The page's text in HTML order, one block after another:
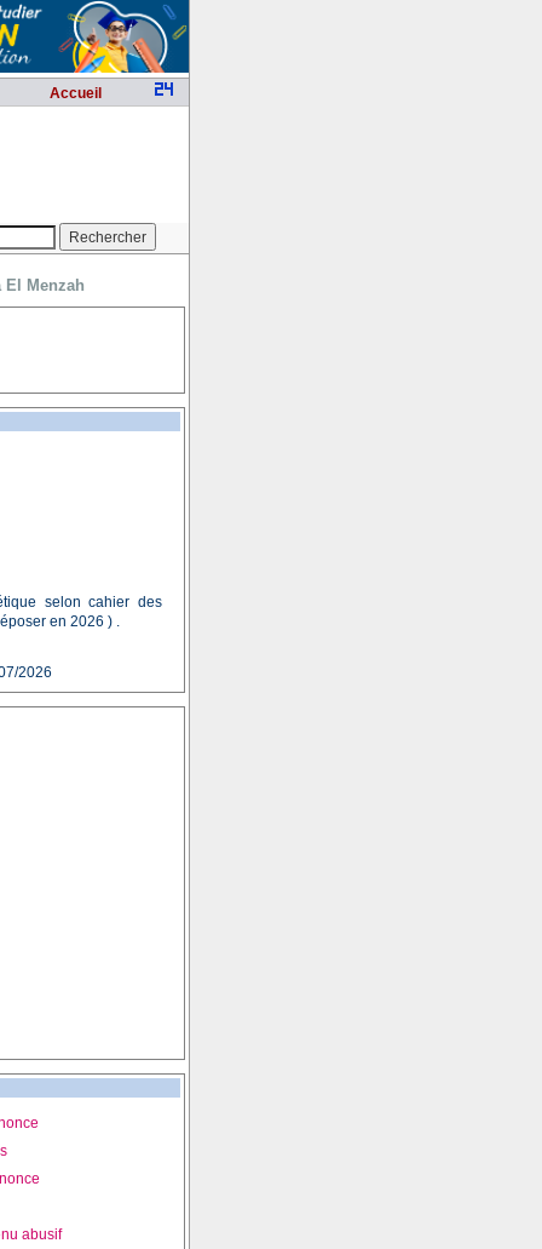
Accueil
El Menzah
selon cahier des
en 2026 ) .
2026
abusif